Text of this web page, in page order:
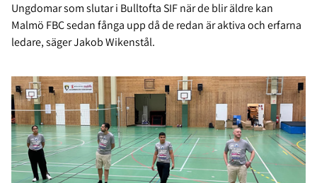
Ungdomar som slutar i Bulltofta SIF när de blir äldre kan
Malmö FBC sedan fånga upp då de redan är aktiva och erfarna
ledare, säger Jakob Wikenstål.